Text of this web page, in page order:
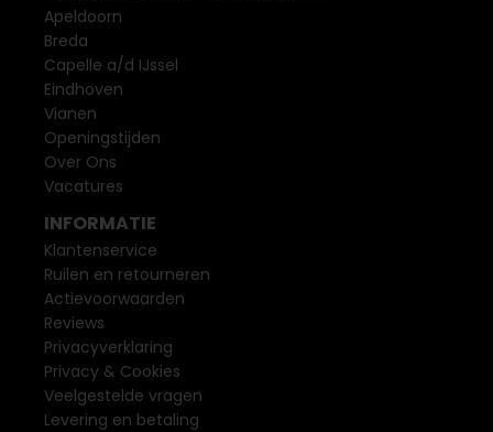
Apeldoorn
Breda
Capelle a/d IJssel
Eindhoven
Vianen
Openingstijden
Over Ons
Vacatures
INFORMATIE
Klantenservice
Ruilen en retourneren
Actievoorwaarden
Reviews
Privacyverklaring
Privacy & Cookies
Veelgestelde vragen
Levering en betaling